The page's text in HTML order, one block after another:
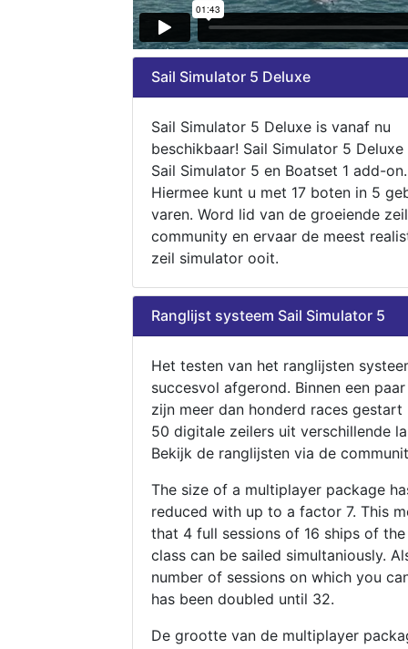
Sail Simulator 5 Deluxe
Sail Simulator 5 Deluxe is vanaf nu
beschikbaar! Sail Simulator 5
Sail Simulator 5 en Boatset 1 add-on.
Hiermee kunt u met 17 boten in 5
varen. Word lid van de groeiende zeil
community en ervaar de meest
zeil simulator ooit.
Ranglijst systeem Sail Simulator 5
Het testen van het ranglijsten
succesvol afgerond. Binnen een
zijn meer dan honderd races gestart
50 digitale zeilers uit verschillende
Bekijk de ranglijsten via de
The size of a multiplayer package
reduced with up to a factor 7. This
that 4 full sessions of 16 ships of
class can be sailed simultaniously.
number of sessions on which you
has been doubled until 32.
De grootte van de multiplayer